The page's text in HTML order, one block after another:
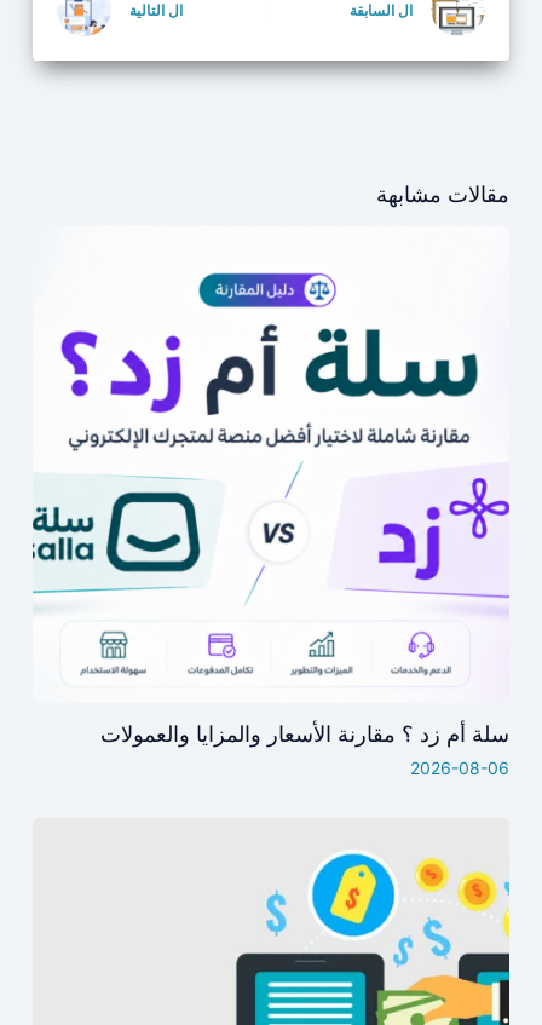
ال السابقة ال التالية
مقالات مشابهة
سلة أم زد ؟ مقارنة الأسعار والمزايا والعمولات
2026-08-06